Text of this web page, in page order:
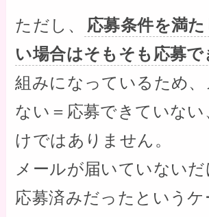
ただし、
応募条件を満
い場合はそもそも応募で
組みになっているため
ない＝応募できていない
けではありません。
メールが届いていないだ
応募済みだったというケ